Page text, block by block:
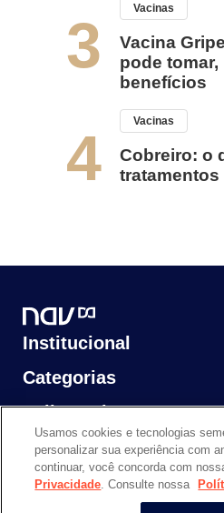
3
Vacinas
Vacina
pode tomar,
benefícios
4
Vacinas
Cobreiro: o
tratamentos
Institucional
Categorias
Saiba Mais
NAV DASA @ 2024. Todos
Usamos cookies e tecnologias
personalizar sua experiência com
continuar, você concorda com
Privacidade. Consulte nossa